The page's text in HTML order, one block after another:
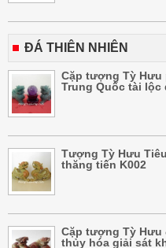
ĐÁ THIÊN NHIÊN
Cặp tượng Tỳ
Trung Quốc tài lộc
Tượng Tỳ Hưu
thăng tiến K002
Cặp tượng Tỳ
thủy hóa giải sát